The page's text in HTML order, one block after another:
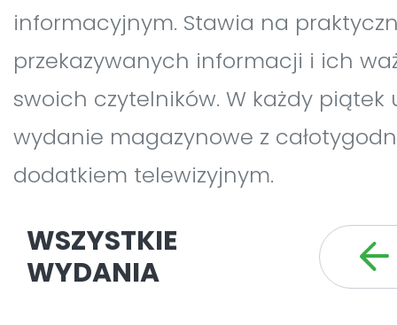
informacyjnym. Stawia na
przekazywanych informacji i ich
swoich czytelników. W każdy piątek
wydanie magazynowe z
dodatkiem telewizyjnym.
WSZYSTKIE
WYDANIA